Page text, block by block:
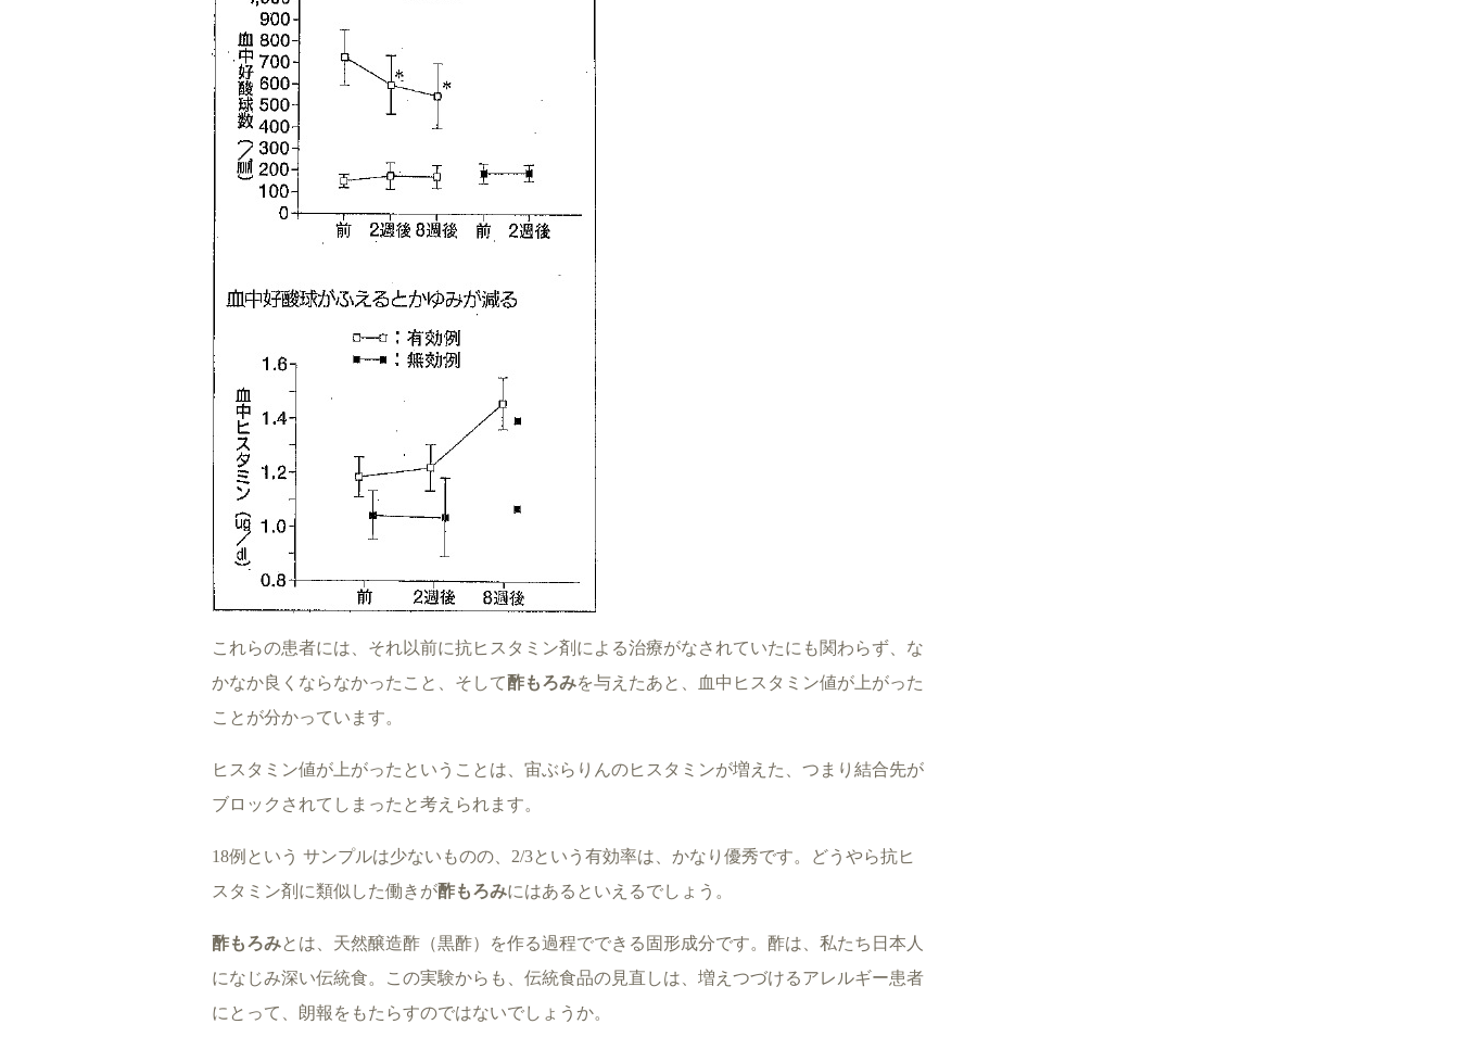
これらの患者には、それ以前に抗ヒスタミン剤による治療がなされていたにも関わらず、な
かなか良くならなかったこと、そして酢もろみを与えたあと、血中ヒスタミン値が上がった
ことが分かっています。
ヒスタミン値が上がったということは、宙ぶらりんのヒスタミンが増えた、つまり結合先が
ブロックされてしまったと考えられます。
18例という サンプルは少ないものの、2/3という有効率は、かなり優秀です。どうやら抗ヒ
スタミン剤に類似した働きが酢もろみにはあるといえるでしょう。
酢もろみとは、天然醸造酢（黒酢）を作る過程でできる固形成分です。酢は、私たち日本人
になじみ深い伝統食。この実験からも、伝統食品の見直しは、増えつづけるアレルギー患者
にとって、朗報をもたらすのではないでしょうか。